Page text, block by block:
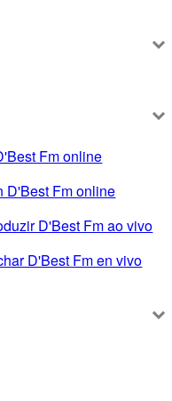
Fm online
D'Best Fm online
D'Best Fm ao vivo
D'Best Fm en vivo